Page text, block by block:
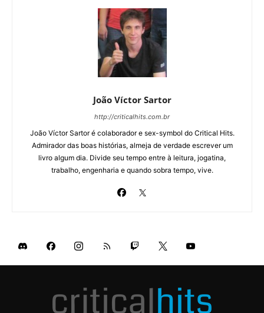
João Víctor Sartor
http://criticalhits.com.br
João Víctor Sartor é colaborador e sex-symbol do Critical Hits.
Admirador das boas histórias, almeja de verdade escrever um
livro algum dia. Divide seu tempo entre à leitura, jogatina,
trabalho, engenharia e quando sobra tempo, vive.